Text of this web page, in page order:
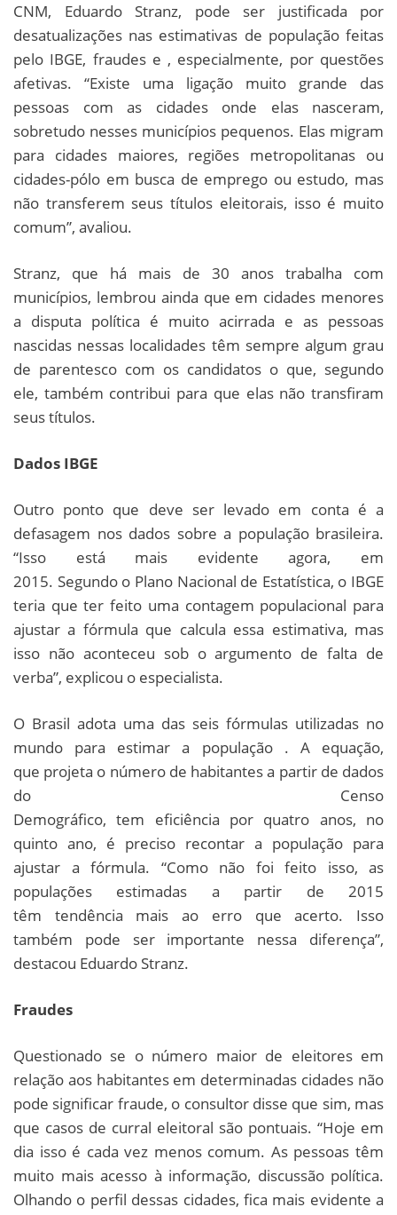
CNM, Eduardo Stranz, pode ser justificada por
desatualizações nas estimativas de população feitas
pelo IBGE, fraudes e , especialmente, por questões
afetivas. “Existe uma ligação muito grande das
pessoas com as cidades onde elas nasceram,
sobretudo nesses municípios pequenos. Elas migram
para cidades maiores, regiões metropolitanas ou
cidades-pólo em busca de emprego ou estudo, mas
não transferem seus títulos eleitorais, isso é muito
comum”, avaliou.
Stranz, que há mais de 30 anos trabalha com
municípios, lembrou ainda que em cidades menores
a disputa política é muito acirrada e as pessoas
nascidas nessas localidades têm sempre algum grau
de parentesco com os candidatos o que, segundo
ele, também contribui para que elas não transfiram
seus títulos.
Dados IBGE
Outro ponto que deve ser levado em conta é a
defasagem nos dados sobre a população brasileira.
“Isso está mais evidente agora, em
2015. Segundo o Plano Nacional de Estatística, o IBGE
teria que ter feito uma contagem populacional para
ajustar a fórmula que calcula essa estimativa, mas
isso não aconteceu sob o argumento de falta de
verba”, explicou o especialista.
O Brasil adota uma das seis fórmulas utilizadas no
mundo para estimar a população . A equação,
que projeta o número de habitantes a partir de dados
do Censo
Demográfico, tem eficiência por quatro anos, no
quinto ano, é preciso recontar a população para
ajustar a fórmula. “Como não foi feito isso, as
populações estimadas a partir de 2015
têm tendência mais ao erro que acerto. Isso
também pode ser importante nessa diferença”,
destacou Eduardo Stranz.
Fraudes
Questionado se o número maior de eleitores em
relação aos habitantes em determinadas cidades não
pode significar fraude, o consultor disse que sim, mas
que casos de curral eleitoral são pontuais. “Hoje em
dia isso é cada vez menos comum. As pessoas têm
muito mais acesso à informação, discussão política.
Olhando o perfil dessas cidades, fica mais evidente a